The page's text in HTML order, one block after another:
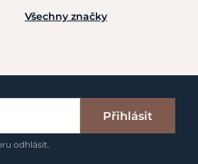
Všechny značky
Přihlásit
odhlásit.